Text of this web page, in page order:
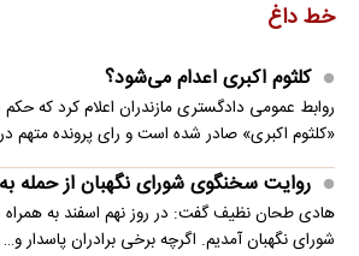
خط داغ
کلثوم اکبری اعدام می‌شود؟
«کلثوم اکبری» صادر شده است و رای پرونده متهم
روایت سخنگوی شورای نگهبان از حمله
هادی طحان نظیف گفت: در روز نهم اسفند به همراه
شورای نگهبان آمدیم. اگرچه برخی برادران پاسدار و…